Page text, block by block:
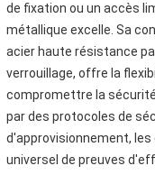
de fixation ou un accès
métallique excelle. Sa
acier haute résistance
verrouillage, offre la
compromettre la
par des protocoles de
d'approvisionnement,
universel de preuves